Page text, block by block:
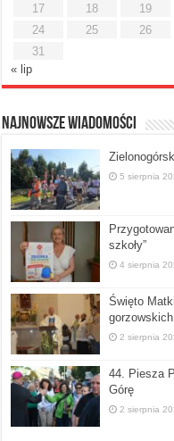
17
18 19
24
25 26
31
« lip
Najnowsze Wiadomości
5 sierpnia
szkoły”
4 sierpnia
Święto
2 sierpnia
44. Piesza
Górę
2 sierpnia